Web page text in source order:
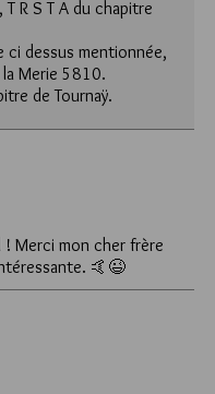
R S T A du chapitre
ci dessus mentionnée,
Merie 5810.
de Tournaÿ.
! Merci mon cher frère
🤙😉